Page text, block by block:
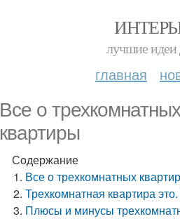
лучшие идеи
главная
Все о
квартиры
Содержание
Все о трехкомнатных
Трехкомнатная квартира
Плюсы и минусы